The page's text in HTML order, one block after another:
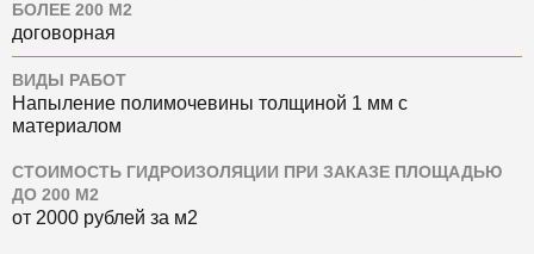
БОЛЕЕ 200 М2
договорная
ВИДЫ РАБОТ
Напыление полимочевины толщиной 1 мм с
материалом
СТОИМОСТЬ ГИДРОИЗОЛЯЦИИ ПРИ ЗАКАЗЕ ПЛОЩАДЬЮ
ДО 200 М2
от 2000 рублей за м2